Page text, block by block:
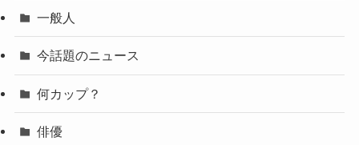
一般人
今話題のニュース
何カップ？
俳優